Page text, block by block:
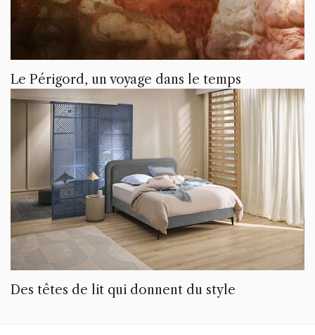
Le Périgord, un voyage dans le temps
Des têtes de lit qui donnent du style